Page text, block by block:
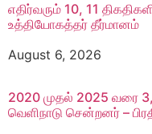
எதிர்வரும் 10, 11
உத்தியோகத்தர் தீர்மானம்
August 6, 2026
2020 முதல் 2025 வரை
வெளிநாடு சென்றனர் –